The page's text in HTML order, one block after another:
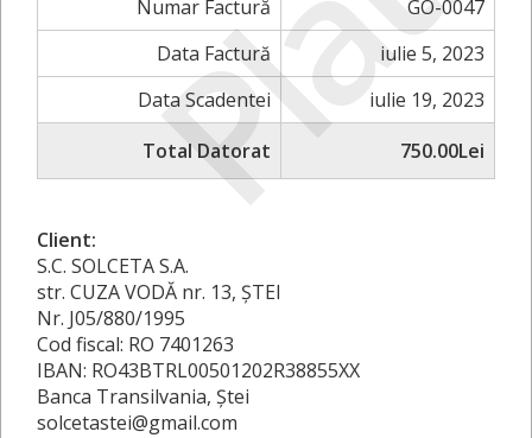
Numar Factură
GO-0047
Data Factură
iulie 5, 2023
Data Scadentei
iulie 19, 2023
Total Datorat
750.00Lei
Client:
S.C. SOLCETA S.A.
str. CUZA VODĂ nr. 13, ŞTEI
Nr. J05/880/1995
Cod fiscal: RO 7401263
IBAN: RO43BTRL00501202R38855XX
Banca Transilvania, Ştei
solcetastei@gmail.com